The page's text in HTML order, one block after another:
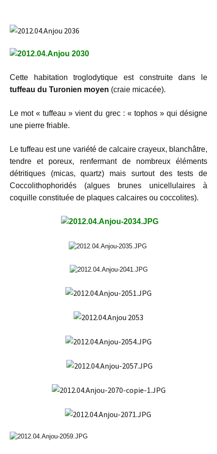
Cette habitation troglodytique est construite dans le
tuffeau du Turonien moyen (craie micacée).
Le mot « tuffeau » vient du grec : « tophos » qui désigne
une pierre friable.
Le tuffeau est une variété de calcaire crayeux, blanchâtre,
tendre et poreux, renfermant de nombreux éléments
détritiques (micas, quartz) mais surtout des tests de
Coccolithophoridés (algues brunes unicellulaires à
coquille constituée de plaques calcaires ou coccolites).